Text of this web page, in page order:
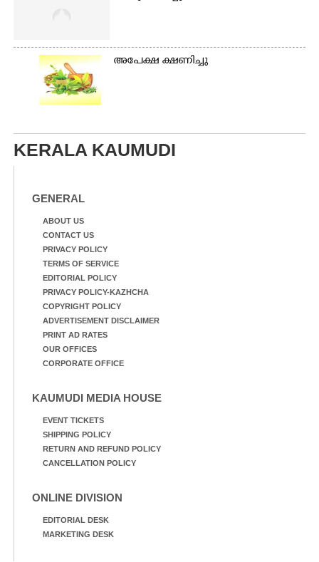
അപേക്ഷ ക്ഷണിച്ചു
KERALA KAUMUDI
GENERAL
ABOUT US
CONTACT US
PRIVACY POLICY
TERMS OF SERVICE
EDITORIAL POLICY
PRIVACY POLICY-KAZHCHA
COPYRIGHT POLICY
ADVERTISEMENT DISCLAIMER
PRINT AD RATES
OUR OFFICES
CORPORATE OFFICE
KAUMUDI MEDIA HOUSE
EVENT TICKETS
SHIPPING POLICY
RETURN AND REFUND POLICY
CANCELLATION POLICY
ONLINE DIVISION
EDITORIAL DESK
MARKETING DESK